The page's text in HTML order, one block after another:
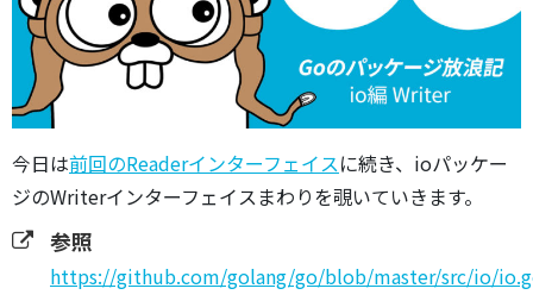
今日は前回のReaderインターフェイスに続き、ioパッケー
ジのWriterインターフェイスまわりを覗いていきます。
参照
https://github.com/golang/go/blob/master/src/io/